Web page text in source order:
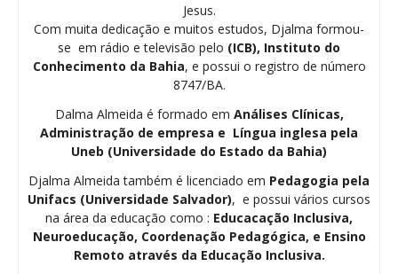
Jesus.
Com muita dedicação e muitos estudos, Djalma formou-
se em rádio e televisão pelo (ICB), Instituto do
Conhecimento da Bahia, e possui o registro de número
8747/BA.
Dalma Almeida é formado em Análises Clínicas,
Administração de empresa e Língua inglesa pela
Uneb (Universidade do Estado da Bahia)
Djalma Almeida também é licenciado em Pedagogia pela
Unifacs (Universidade Salvador), e possui vários cursos
na área da educação como : Educacação Inclusiva,
Neuroeducação, Coordenação Pedagógica, e Ensino
Remoto através da Educação Inclusiva.